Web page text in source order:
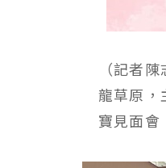
（記者
龍草原，
寶見面會